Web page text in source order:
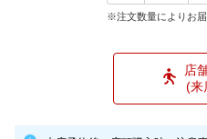
※注文数量によりお届
店
(来